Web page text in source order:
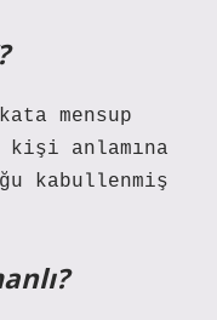
mensup
kişi anlamına
kabullenmiş